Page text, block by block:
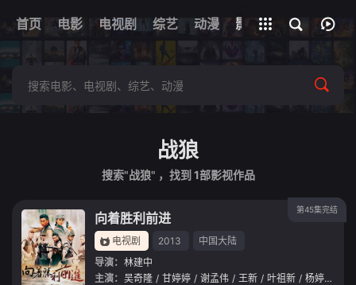
首页 电影 电视剧 综艺 动漫 影视
全部影片
战狼
搜索"战狼" ，找到 1部影视作品
第45集完结
向着胜利前进
电视剧 2013
中国大陆
导演： 林建中
主演： 吴奇隆 / 甘婷婷 / 谢孟伟 / 王新 / 叶祖新 / 杨婷婷